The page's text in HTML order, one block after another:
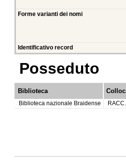
Forme varianti dei nomi
Identificativo record
Posseduto
Biblioteca
Biblioteca nazionale Braidense